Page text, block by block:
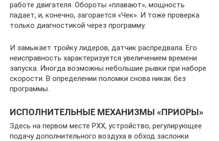
работе двигателя. Обороты «плавают», мощность
падает, и, конечно, загорается «Чек». И тоже проверка
только диагностикой через программу.
И замыкает тройку лидеров, датчик распредвала. Его
неисправность характеризуется увеличением времени
запуска. Иногда возможны небольшие рывки при наборе
скорости. В определении поломки снова никак без
программы.
ИСПОЛНИТЕЛЬНЫЕ МЕХАНИЗМЫ «ПРИОРЫ»
Здесь на первом месте РХХ, устройство, регулирующее
подачу дополнительного воздуха в обход заслонки